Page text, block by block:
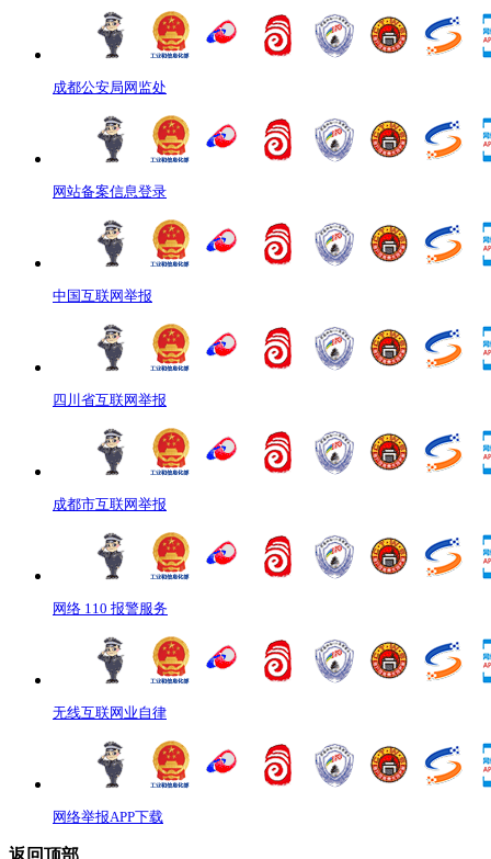
成都公安局网监处
网站备案信息登录
中国互联网举报
四川省互联网举报
成都市互联网举报
网络 110 报警服务
无线互联网业自律
网络举报APP下载
返回顶部